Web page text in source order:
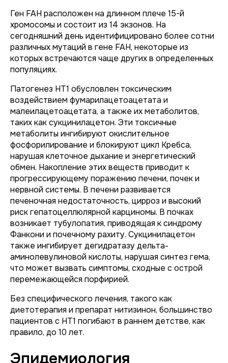
Ген FAH расположен на длинном плече 15-й
хромосомы и состоит из 14 экзонов. На
сегодняшний день идентифицировано более сотни
различных мутаций в гене FAH, некоторые из
которых встречаются чаще других в определенных
популяциях.
Патогенез НТ1 обусловлен токсическим
воздействием фумарилацетоацетата и
малеилацетоацетата, а также их метаболитов,
таких как сукцинилацетон. Эти токсичные
метаболиты ингибируют окислительное
фосфорилирование и блокируют цикл Кребса,
нарушая клеточное дыхание и энергетический
обмен. Накопление этих веществ приводит к
прогрессирующему поражению печени, почек и
нервной системы. В печени развивается
печеночная недостаточность, цирроз и высокий
риск гепатоцеллюлярной карциномы. В почках
возникает тубулопатия, приводящая к синдрому
Фанкони и почечному рахиту. Сукцинилацетон
также ингибирует дегидратазу дельта-
аминолевулиновой кислоты, нарушая синтез гема,
что может вызвать симптомы, сходные с острой
перемежающейся порфирией.
Без специфического лечения, такого как
диетотерапия и препарат нитизинон, большинство
пациентов с НТ1 погибают в раннем детстве, как
правило, до 10 лет.
Эпидемиология